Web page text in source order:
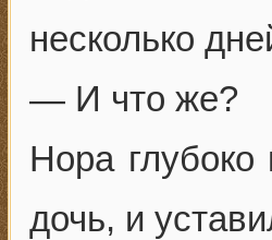
несколько
— И что же?
Нора глубоко
дочь, и